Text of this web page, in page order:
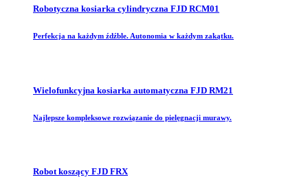
Robotyczna kosiarka cylindryczna FJD RCM01
Perfekcja na każdym źdźble. Autonomia w każdym zakątku.
Wielofunkcyjna kosiarka automatyczna FJD RM21
Najlepsze kompleksowe rozwiązanie do pielęgnacji murawy.
Robot koszący FJD FRX